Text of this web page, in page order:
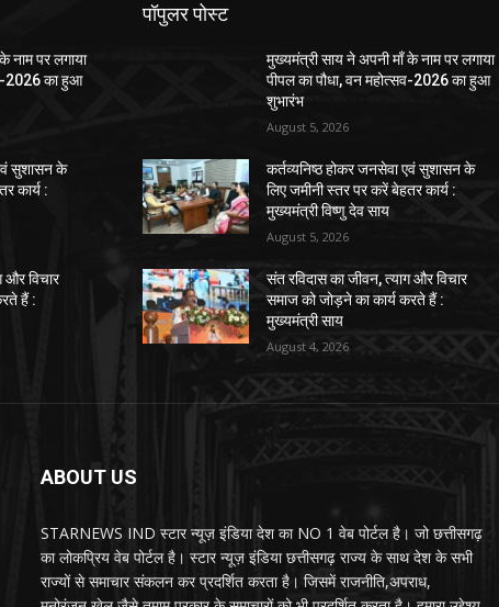
नाम पर लगाया
2026 का हुआ
सुशासन के
कार्य :
और विचार
हैं :
पॉपुलर पोस्ट
मुख्यमंत्री साय ने अपनी माँ के नाम पर लगाया
पीपल का पौधा, वन महोत्सव-2026 का हुआ
शुभारंभ
August 5, 2026
कर्तव्यनिष्ठ होकर जनसेवा एवं सुशासन के
लिए जमीनी स्तर पर करें बेहतर कार्य :
मुख्यमंत्री विष्णु देव साय
August 5, 2026
संत रविदास का जीवन, त्याग और विचार
समाज को जोड़ने का कार्य करते हैं :
मुख्यमंत्री साय
August 4, 2026
ABOUT US
STARNEWS IND स्टार न्यूज़ इंडिया देश का NO 1 वेब पोर्टल है। जो छत्तीसगढ़
का लोकप्रिय वेब पोर्टल है। स्टार न्यूज़ इंडिया छत्तीसगढ़ राज्य के साथ देश के सभी
राज्यों से समाचार संकलन कर प्रदर्शित करता है। जिसमें राजनीति,अपराध,